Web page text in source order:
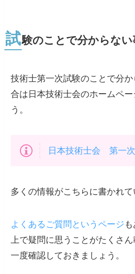
試験のことで分からな
技術士第一次試験のことで分
合は日本技術士会のホームペー
う。
日本技術士会 第一
多くの情報がこちらに書かれて
よくあるご質問というページ
上で疑問に思うことがたくさ
一度確認しておきましょう。